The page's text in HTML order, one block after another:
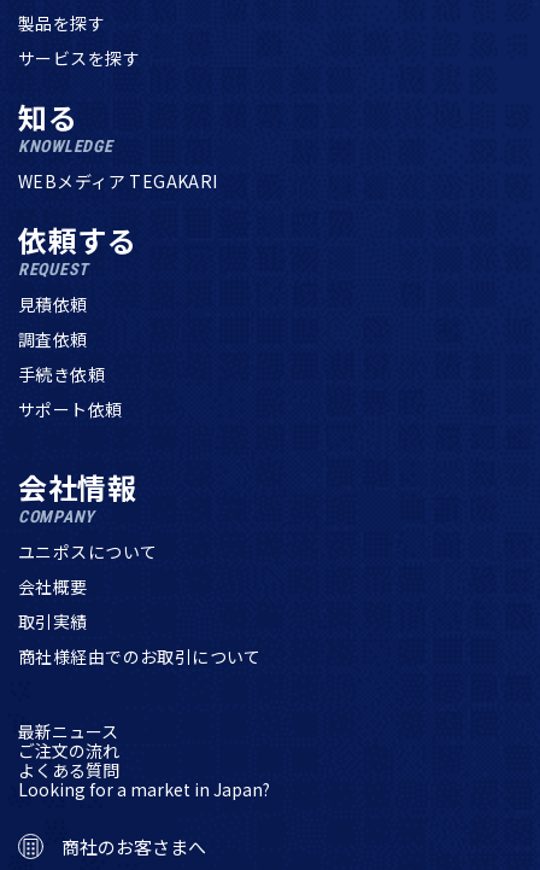
製品を探す
サービスを探す
知る
KNOWLEDGE
WEBメディア TEGAKARI
依頼する
REQUEST
見積依頼
調査依頼
手続き依頼
サポート依頼
会社情報
COMPANY
ユニポスについて
会社概要
取引実績
商社様経由でのお取引について
最新ニュース
ご注文の流れ
よくある質問
Looking for a market in Japan?
商社のお客さまへ